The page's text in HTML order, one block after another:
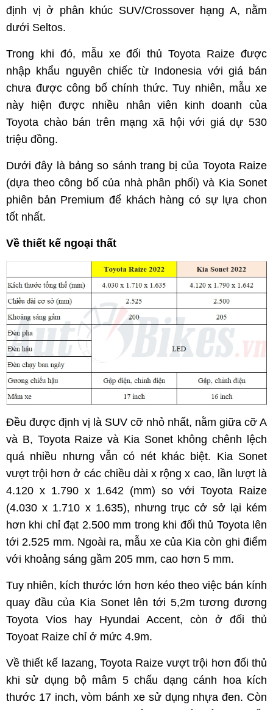
định vị ở phân khúc SUV/Crossover hạng A, nằm
dưới Seltos.
Trong khi đó, mẫu xe đối thủ Toyota Raize được
nhập khẩu nguyên chiếc từ Indonesia với giá bán
chưa được công bố chính thức. Tuy nhiên, mẫu xe
này hiện được nhiều nhân viên kinh doanh của
Toyota chào bán trên mạng xã hội với giá dự 530
triệu đồng.
Dưới đây là bảng so sánh trang bị của Toyota Raize
(dựa theo công bố của nhà phân phối) và Kia Sonet
phiên bản Premium để khách hàng có sự lựa chon
tốt nhất.
Về thiết kế ngoại thất
Đều được định vị là SUV cỡ nhỏ nhất, nằm giữa cỡ A
và B, Toyota Raize và Kia Sonet không chênh lệch
quá nhiều nhưng vẫn có nét khác biệt. Kia Sonet
vượt trội hơn ở các chiều dài x rộng x cao, lần lượt là
4.120 x 1.790 x 1.642 (mm) so với Toyota Raize
(4.030 x 1.710 x 1.635), nhưng trục cở sở lại kém
hơn khi chỉ đạt 2.500 mm trong khi đối thủ Toyota lên
tới 2.525 mm. Ngoài ra, mẫu xe của Kia còn ghi điểm
với khoảng sáng gầm 205 mm, cao hơn 5 mm.
Tuy nhiên, kích thước lớn hơn kéo theo việc bán kính
quay đầu của Kia Sonet lên tới 5,2m tương đương
Toyota Vios hay Hyundai Accent, còn ở đối thủ
Toyoat Raize chỉ ở mức 4.9m.
Về thiết kế lazang, Toyota Raize vượt trội hơn đối thủ
khi sử dụng bộ mâm 5 chấu dạng cánh hoa kích
thước 17 inch, vòm bánh xe sử dụng nhựa đen. Còn